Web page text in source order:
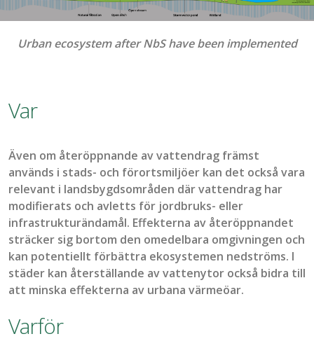
Urban ecosystem after NbS have been implemented
Var
Även om återöppnande avvattendrag främst
används i stads- och förortsmiljöer kan det också vara
relevant i landsbygdsområden där vattendrag har
modifierats och avletts för jordbruks- eller
infrastrukturändamål. Effekterna av återöppnandet
sträcker sig bortom den omedelbara omgivningen och
kan potentiellt förbättra ekosystemen nedströms. I
städer kan återställande av vattenytor också bidra till
att minska effekterna av urbana värmeöar.
Varför